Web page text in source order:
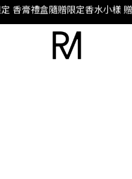
SUPER JUNIOR-D&E 全新代言
SUPER JUNIOR-D&E 全新代言